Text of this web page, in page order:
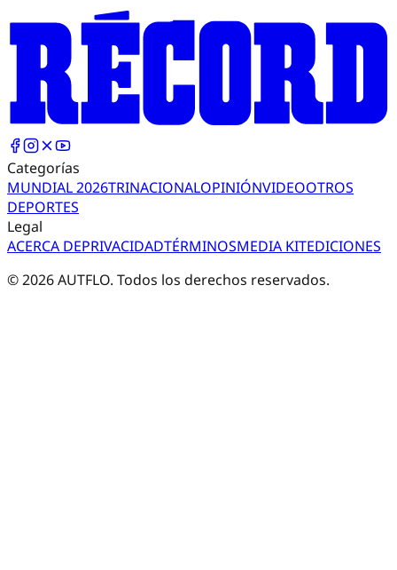
Categorías
MUNDIAL 2026TRINACIONALOPINIÓNVIDEOOTROS
DEPORTES
Legal
ACERCA DEPRIVACIDADTÉRMINOSMEDIA KITEDICIONES
©2026AUTFLO. Todos los derechos reservados.